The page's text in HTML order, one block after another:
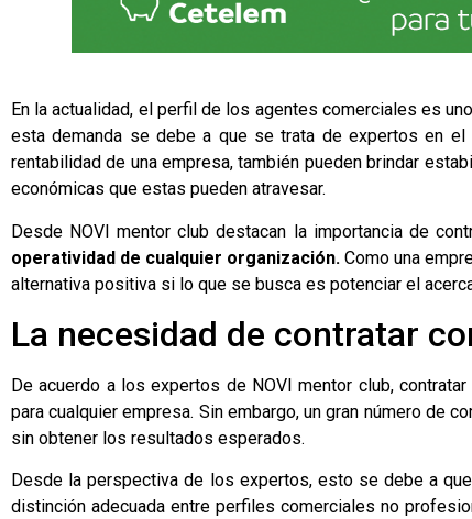
En la actualidad, el perfil de los agentes comerciales es
esta demanda se debe a que se trata de expertos en
rentabilidad de una empresa, también pueden brindar
económicas que estas pueden atravesar.
Desde NOVI mentor club destacan la importancia de
operatividad de cualquier organización. Como una
alternativa positiva si lo que se busca es potenciar el
La necesidad de contratar
De acuerdo a los expertos de NOVI mentor club,
para cualquier empresa. Sin embargo, un gran número de
sin obtener los resultados esperados.
Desde la perspectiva de los expertos, esto se debe a
distinción adecuada entre perfiles comerciales no